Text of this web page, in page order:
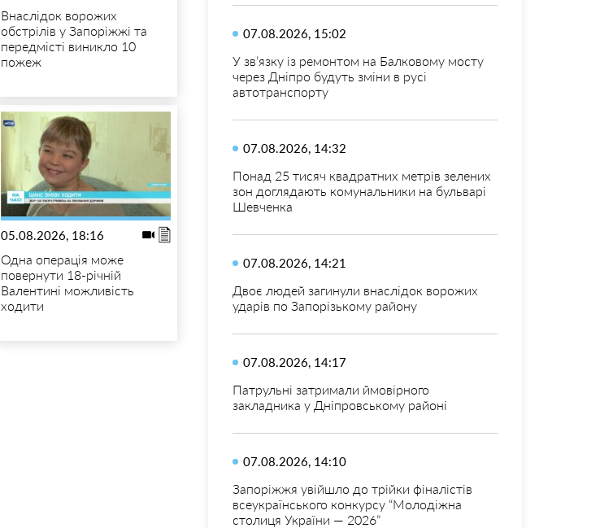
Внаслідок ворожих
обстрілів у Запоріжжі та
передмісті виникло 10
пожеж
05.08.2026, 18:16
Одна операція може
повернути 18-річній
Валентині можливість
ходити
07.08.2026, 15:02
У зв’язку із ремонтом на Балковому мосту
через Дніпро будуть зміни в русі
автотранспорту
07.08.2026, 14:32
Понад 25 тисяч квадратних метрів зелених
зон доглядають комунальники на бульварі
Шевченка
07.08.2026, 14:21
Двоє людей загинули внаслідок ворожих
ударів по Запорізькому району
07.08.2026, 14:17
Патрульні затримали ймовірного
закладника у Дніпровському районі
07.08.2026, 14:10
Запоріжжя увійшло до трійки фіналістів
всеукраїнського конкурсу “Молодіжна
столиця України — 2026”